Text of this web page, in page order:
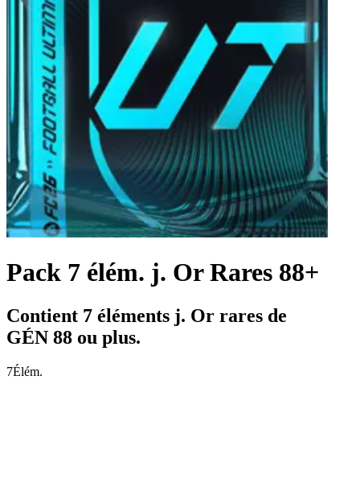
Pack 7 élém. j. Or Rares 88+
Contient 7 éléments j. Or rares de
GÉN 88 ou plus.
7Élém.